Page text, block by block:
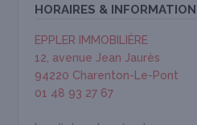
HORAIRES & INFORMATION
EPPLER IMMOBILIÈRE
12, avenue Jean Jaurès
94220 Charenton-Le-Pont
01 48 93 27 67